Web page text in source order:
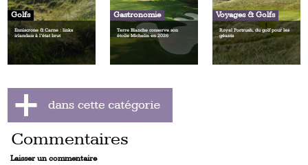
Golfs
Enniscrone & Carne : links
irlandais à l’état brut
Gastronomie
Terre Blanche conserve son
étoile Michelin en 2026
Voyages & Golfs
Royal Portrush, du golf pour les
géants
Commentaires
Laisser un commentaire